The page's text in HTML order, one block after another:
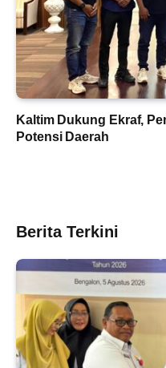
Kaltim Dukung Ekraf,
Potensi Daerah
Berita Terkini